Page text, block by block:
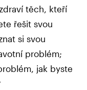
těch, kteří
řešit svou
si svou
problém;
jak byste